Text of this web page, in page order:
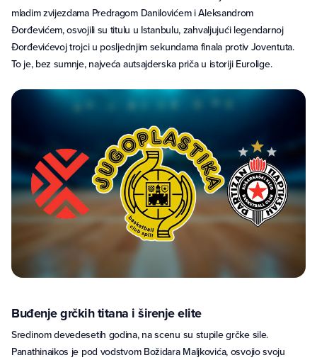
mladim zvijezdama Predragom Danilovićem i Aleksandrom
Đorđevićem, osvojili su titulu u Istanbulu, zahvaljujući legendarnoj
Đorđevićevoj trojci u posljednjim sekundama finala protiv Joventuta.
To je, bez sumnje, najveća autsajderska priča u istoriji Eurolige.
Buđenje grčkih titana i širenje elite
Sredinom devedesetih godina, na scenu su stupile grčke sile.
Panathinaikos je pod vodstvom Božidara Maljkovića, osvojio svoju